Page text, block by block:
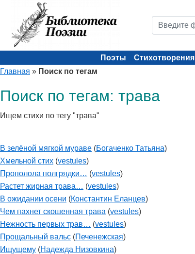
Поэты Стихотворения
Главная » Поиск по тегам
Поиск по тегам: трава
Ищем стихи по тегу "трава"
В зелёной мягкой мураве (Богаченко Татьяна)
Хмельной стих (vestules)
Прополола полгрядки… (vestules)
Растет жирная трава… (vestules)
В ожидании осени (Константин Еланцев)
Чем пахнет скошенная трава (vestules)
Нежность первых трав… (vestules)
Прощальный вальс (Печенежская)
Ищущему (Надежда Низовкина)